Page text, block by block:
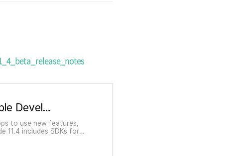
Xcode 11.4 Beta Release Notes | Apple Developer Documentation
to use new features,
11.4 includes SDKs for